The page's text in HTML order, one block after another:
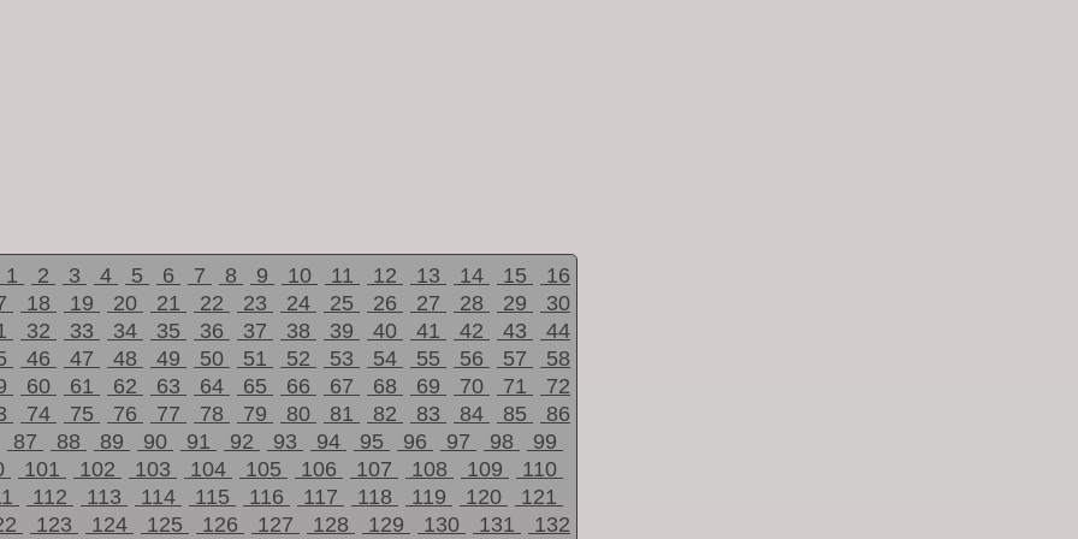
1 2 3 4 5 6 7 8 9 10 11 12 13 14 15
16
18 19 20 21 22 23 24 25 26 27 28 29
30
32 33 34 35 36 37 38 39 40 41 42 43
44
46 47 48 49 50 51 52 53 54 55 56 57
58
60 61 62 63 64 65 66 67 68 69 70 71
72
74 75 76 77 78 79 80 81 82 83 84 85
86
87
88 89 90 91 92 93 94 95 96 97 98
99
101 102 103 104 105 106 107 108 109
110
112 113 114 115 116 117 118 119 120
121
123 124 125 126 127 128 129 130 131
132